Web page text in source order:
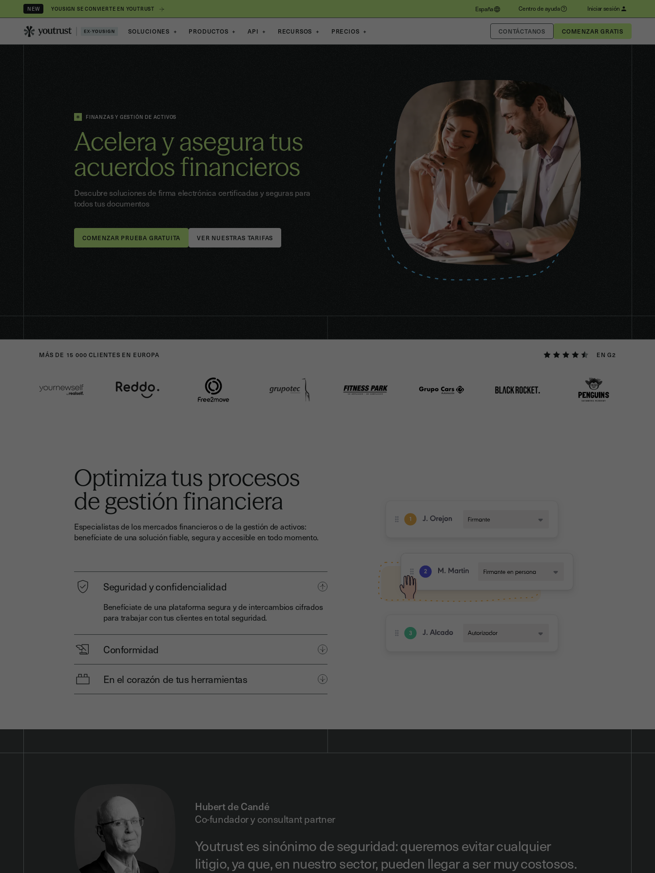
NEW YOUSIGN SE CONVIERTE EN YOUTRUST España Centro de ayuda Iniciar sesión
SOLUCIONES + PRODUCTOS + API + RECURSOS + PRECIOS + CONTÁCTANOS
FINANZAS Y GESTIÓN DE ACTIVOS
Acelera y asegura tus
acuerdos financieros
Descubre soluciones de firma electrónica certificadas y seguras para
todos tus documentos
VER NUESTRAS TARIFAS
MÁS DE 15 000 CLIENTES EN EUROPA EN G2
Optimiza tus procesos
de gestión financiera
Especialistas de los mercados financieros o de la gestión de activos:
benefíciate de una solución fiable, segura y accesible en todo momento.
Seguridad y confidencialidad
Benefíciate de una plataforma segura y de intercambios cifrados
para trabajar con tus clientes en total seguridad.
Conformidad
En el corazón de tus herramientas
Hubert de Candé
Co-fundador y consultant partner
Youtrust es sinónimo de seguridad: queremos evitar cualquier
litigio, ya que, en nuestro sector, pueden llegar a ser muy costosos.